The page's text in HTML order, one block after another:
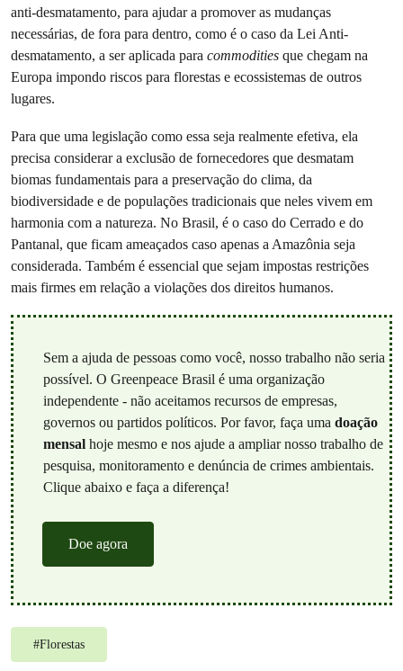
anti-desmatamento, para ajudar a promover as mudanças
necessárias, de fora para dentro, como é o caso da Lei Anti-
desmatamento, a ser aplicada para commodities que chegam na
Europa impondo riscos para florestas e ecossistemas de outros
lugares.
Para que uma legislação como essa seja realmente efetiva, ela
precisa considerar a exclusão de fornecedores que desmatam
biomas fundamentais para a preservação do clima, da
biodiversidade e de populações tradicionais que neles vivem em
harmonia com a natureza. No Brasil, é o caso do Cerrado e do
Pantanal, que ficam ameaçados caso apenas a Amazônia seja
considerada. Também é essencial que sejam impostas restrições
mais firmes em relação a violações dos direitos humanos.
Sem a ajuda de pessoas como você, nosso trabalho não seria
possível. O Greenpeace Brasil é uma organização
independente - não aceitamos recursos de empresas,
governos ou partidos políticos. Por favor, faça uma doação
mensalhoje mesmo e nos ajude a ampliar nosso trabalho de
pesquisa, monitoramento e denúncia de crimes ambientais.
Clique abaixo e faça a diferença!
Doe agora
#Florestas